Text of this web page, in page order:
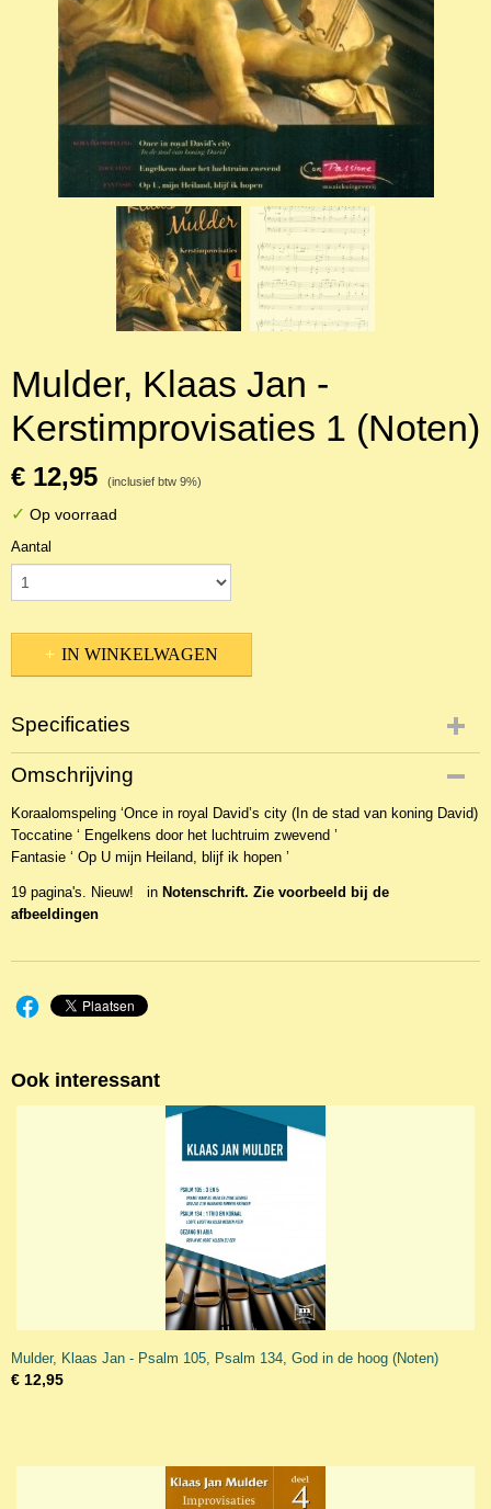
Mulder, Klaas Jan -
Kerstimprovisaties 1 (Noten)
€ 12,95 (inclusief btw 9%)
✓ Op voorraad
Aantal
IN WINKELWAGEN
Specificaties
Productcode
NBLNOr-3963
EAN code
CP6022
Omschrijving
Koraalomspeling ‘Once in royal David’s city (In de stad van koning David)
Toccatine ‘ Engelkens door het luchtruim zwevend ’
Fantasie ‘ Op U mijn Heiland, blijf ik hopen ’
19 pagina's. Nieuw! in Notenschrift. Zie voorbeeld bij de
afbeeldingen
Ook interessant
Mulder, Klaas Jan - Psalm 105, Psalm 134, God in de hoog (Noten)
€ 12,95